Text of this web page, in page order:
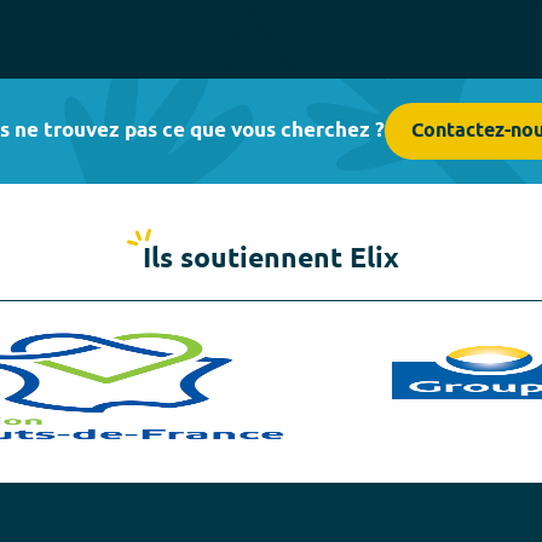
ne trouvez pas ce que vous cherchez ? Contactez-
Ils soutiennent Elix